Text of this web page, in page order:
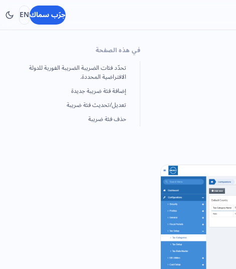
جرّب سماكEN
في هذه الصفحة
تحدّد فئات الضريبة الضريبة الفورية للدولة
الافتراضية المحددة.
إضافة فئة ضريبة جديدة
تعديل/تحديث فئة ضريبة
حذف فئة ضريبة